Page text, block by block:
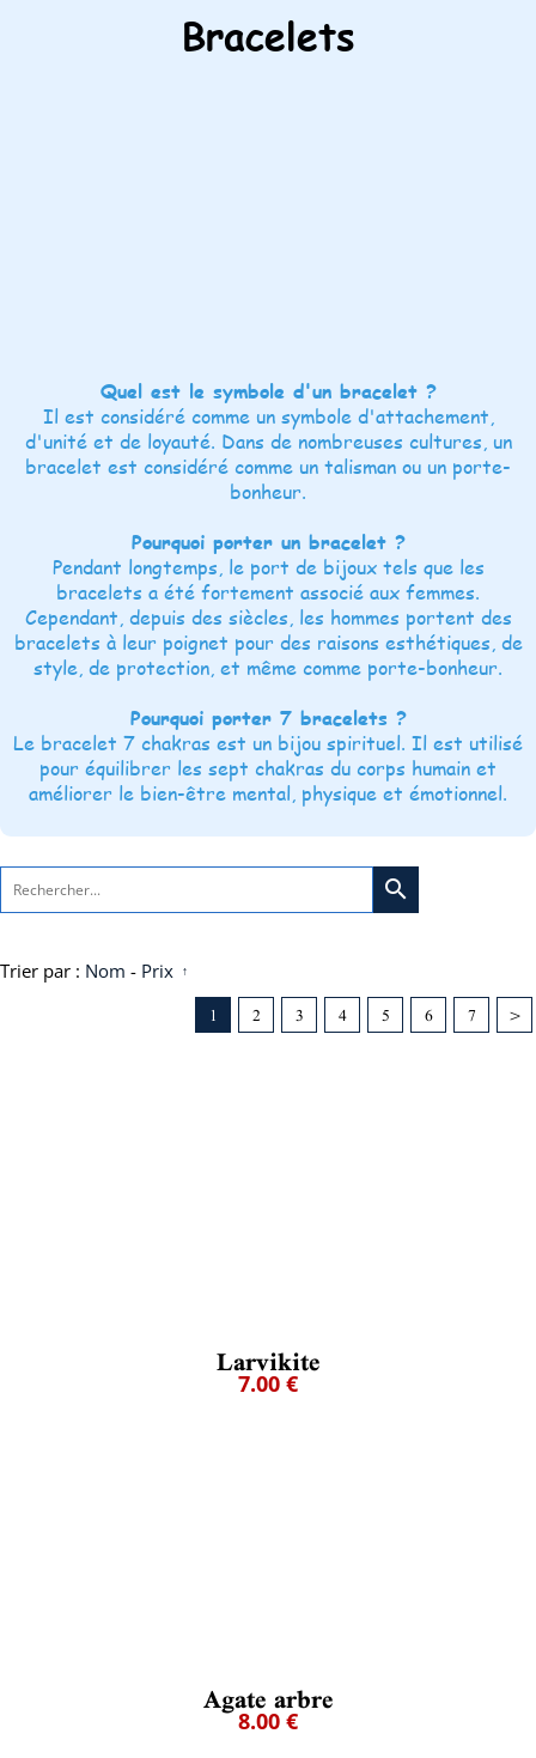
Bracelets
Quel est le symbole d'un bracelet ?
Il est considéré comme un symbole d'attachement,
d'unité et de loyauté. Dans de nombreuses cultures, un
bracelet est considéré comme un talisman ou un porte-
bonheur.
Pourquoi porter un bracelet ?
Pendant longtemps, le port de bijoux tels que les
bracelets a été fortement associé aux femmes.
Cependant, depuis des siècles, les hommes portent des
bracelets à leur poignet pour des raisons esthétiques, de
style, de protection, et même comme porte-bonheur.
Pourquoi porter 7 bracelets ?
Le bracelet 7 chakras est un bijou spirituel. Il est utilisé
pour équilibrer les sept chakras du corps humain et
améliorer le bien-être mental, physique et émotionnel.
search
Trier par : Nom - Prix
1 2 3 4 5 6 7 >
Larvikite
7.00 €
Agate arbre
8.00 €